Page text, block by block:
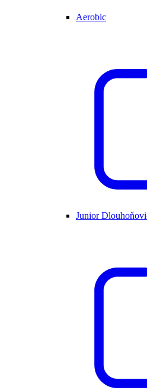
Aerobic
Junior